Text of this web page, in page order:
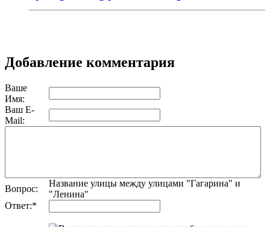
Добавление комментария
Ваше
Имя:
Ваш E-
Mail:
Вопрос:
Название улицы между улицами "Гагарина" и
"Ленина"
Ответ:*